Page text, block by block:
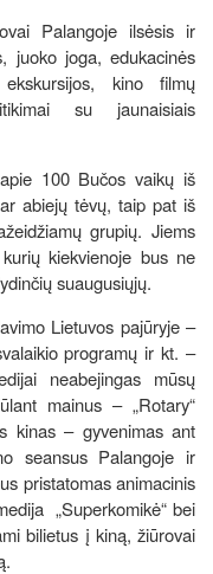
Palangoje ilsėsis ir
juoko joga, edukacinės
kino filmų
su jaunaisiais
100 Bučos vaikų iš
abiejų tėvų, taip pat iš
grupių. Jiems
kiekvienoje bus ne
suaugusiųjų.
Lietuvos pajūryje –
programų ir kt. –
neabejingas mūsų
mainus – „Rotary“
kinas – gyvenimas ant
seansus Palangoje ir
pristatomas animacinis
„Superkomikė“ bei
bilietus į kiną, žiūrovai